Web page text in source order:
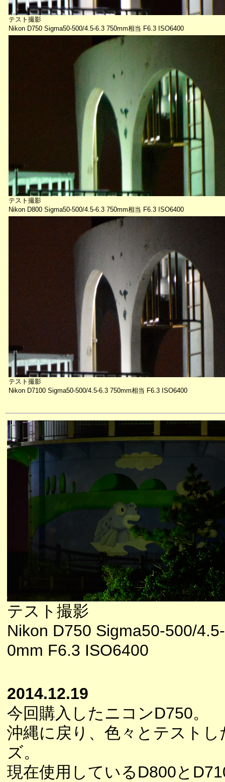
テスト撮影
Nikon D750 Sigma50-500/4.5-6.3 750mm相当 F6.3 ISO6400
テスト撮影
Nikon D800 Sigma50-500/4.5-6.3 750mm相当 F6.3 ISO6400
テスト撮影
Nikon D7100 Sigma50-500/4.5-6.3 750mm相当 F6.3 ISO6400
テスト撮影
Nikon D750 Sigma50-500/
0mm F6.3 ISO6400
2014.12.19
今回購入したニコンD750。
沖縄に戻り、色々とテスト
ズ。
現在使用しているD800と